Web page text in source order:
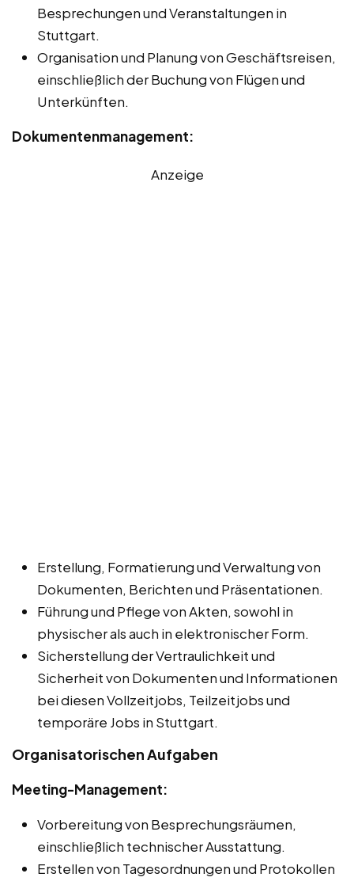
Besprechungen und Veranstaltungen in
Stuttgart.
Organisation und Planung von Geschäftsreisen,
einschließlich der Buchung von Flügen und
Unterkünften.
Dokumentenmanagement:
Anzeige
Erstellung, Formatierung und Verwaltung von
Dokumenten, Berichten und Präsentationen.
Führung und Pflege von Akten, sowohl in
physischer als auch in elektronischer Form.
Sicherstellung der Vertraulichkeit und
Sicherheit von Dokumenten und Informationen
bei diesen Vollzeitjobs, Teilzeitjobs und
temporäre Jobs in Stuttgart.
Organisatorischen Aufgaben
Meeting-Management:
Vorbereitung von Besprechungsräumen,
einschließlich technischer Ausstattung.
Erstellen von Tagesordnungen und Protokollen